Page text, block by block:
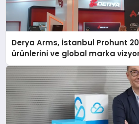
Derya Arms, İstanbul Prohunt
ürünlerini ve global marka